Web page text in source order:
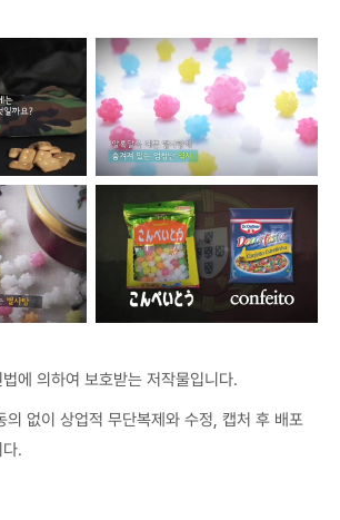
에 의하여 보호받는 저작물입니다.
의 없이 상업적 무단복제와 수정, 캡처 후 배포
.